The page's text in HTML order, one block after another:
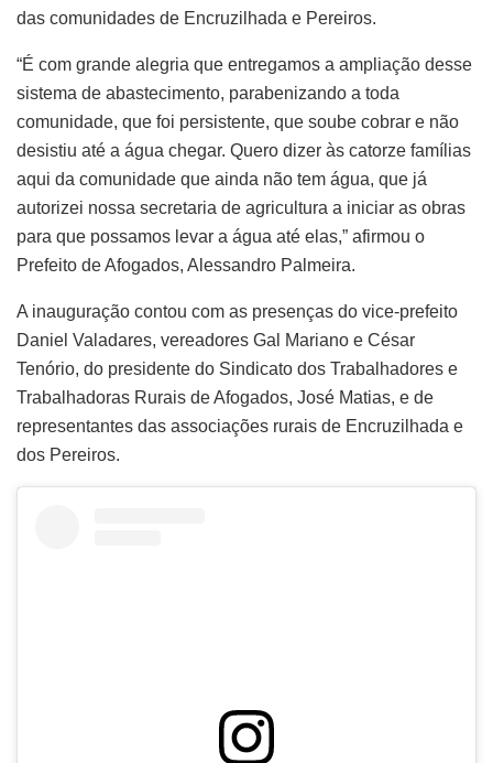
das comunidades de Encruzilhada e Pereiros.
“É com grande alegria que entregamos a ampliação desse
sistema de abastecimento, parabenizando a toda
comunidade, que foi persistente, que soube cobrar e não
desistiu até a água chegar. Quero dizer às catorze famílias
aqui da comunidade que ainda não tem água, que já
autorizei nossa secretaria de agricultura a iniciar as obras
para que possamos levar a água até elas,” afirmou o
Prefeito de Afogados, Alessandro Palmeira.
A inauguração contou com as presenças do vice-prefeito
Daniel Valadares, vereadores Gal Mariano e César
Tenório, do presidente do Sindicato dos Trabalhadores e
Trabalhadoras Rurais de Afogados, José Matias, e de
representantes das associações rurais de Encruzilhada e
dos Pereiros.